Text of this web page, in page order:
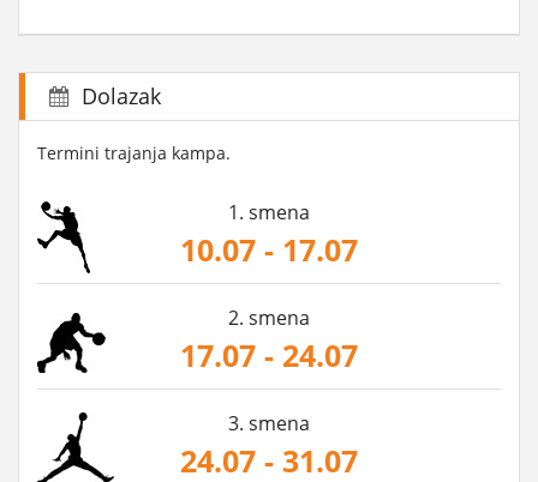
Dolazak
Termini trajanja kampa.
1. smena
10.07 - 17.07
2. smena
17.07 - 24.07
3. smena
24.07 - 31.07